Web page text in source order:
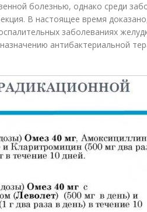
болезнью, однако среди
В настоящее время
заболеваниях
антибактериальной